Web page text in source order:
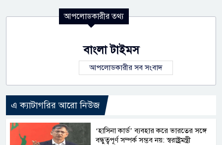
আপলোডকারীর তথ্য
বাংলা টাইমস
আপলোডকারীর সব সংবাদ
এ ক্যাটাগরির আরো নিউজ
‘হাসিনা কার্ড’ ব্যবহার করে ভারতের সঙ্গে
বন্ধুত্বপূর্ণ সম্পর্ক সম্ভব নয়: স্বরাষ্ট্রমন্ত্রী